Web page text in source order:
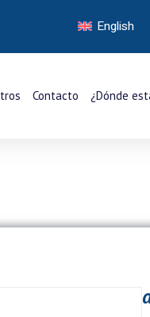
English
Contacto ¿Dónde